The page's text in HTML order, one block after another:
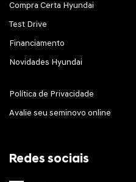
Compra Certa Hyundai
Test Drive
Financiamento
Novidades Hyundai
Política de Privacidade
Avalie seu seminovo online
Redes sociais